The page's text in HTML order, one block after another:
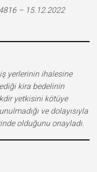
– 15.12.2022
iş yerlerinin ihalesine
kira bedelinin
yetkisini kötüye
ve dolayısıyla
olduğunu onayladı.